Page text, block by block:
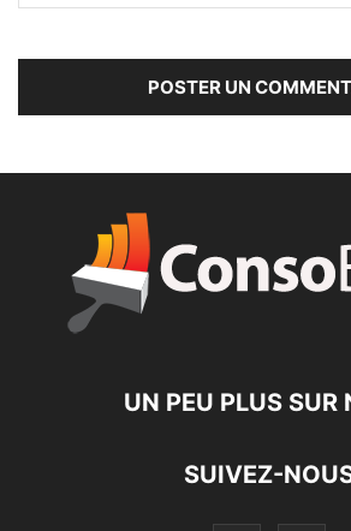
UN PEU PLUS SUR
SUIVEZ-